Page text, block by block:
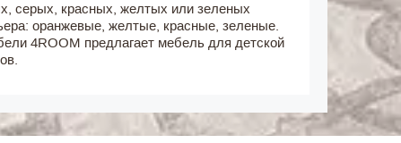
серых, красных, желтых или зеленых
оранжевые, желтые, красные, зеленые.
4ROOM предлагает мебель для детской